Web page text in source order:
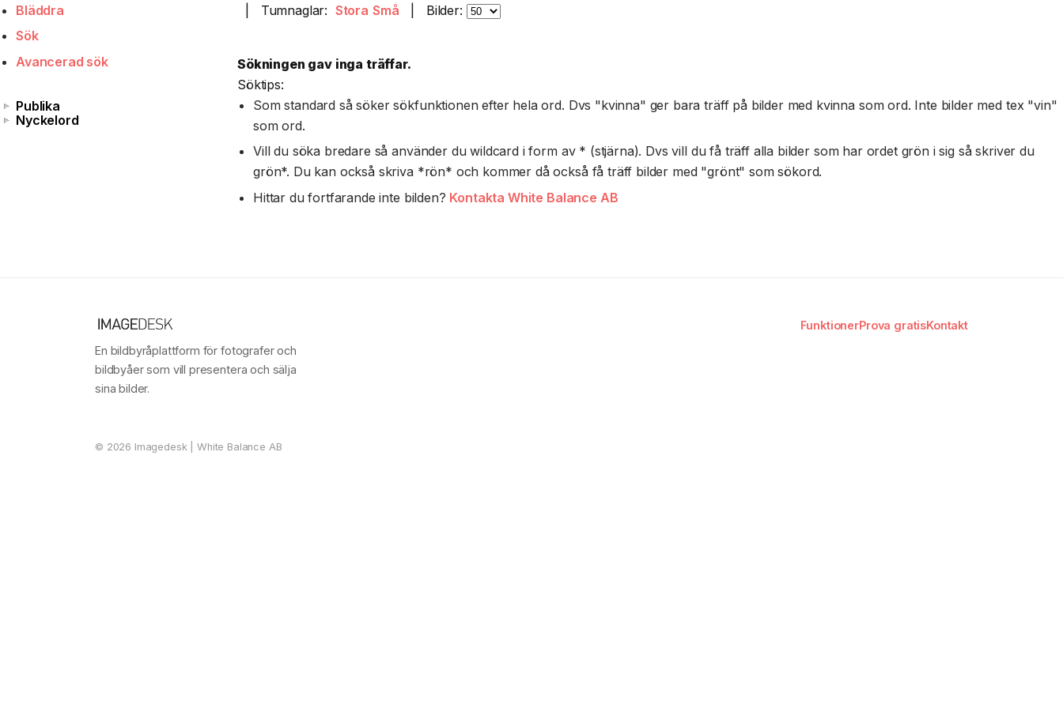
Bläddra
Sök
Avancerad sök
Publika
Nyckelord
Tumnaglar: Stora Små Bilder:
Sökningen gav inga träffar.
Söktips:
Som standard så söker sökfunktionen efter hela ord. Dvs "kvinna" ger bara träff på bilder med kvinna som ord. Inte bilder med tex "vin"
som ord.
Vill du söka bredare så använder du wildcard i form av * (stjärna). Dvs vill du få träff alla bilder som har ordet grön i sig så skriver du
grön*. Du kan också skriva *rön* och kommer då också få träff bilder med "grönt" som sökord.
Hittar du fortfarande inte bilden? Kontakta White Balance AB
En bildbyråplattform för fotografer och
bildbyåer som vill presentera och sälja
sina bilder.
FunktionerProva gratisKontakt
© 2026 Imagedesk | White Balance AB